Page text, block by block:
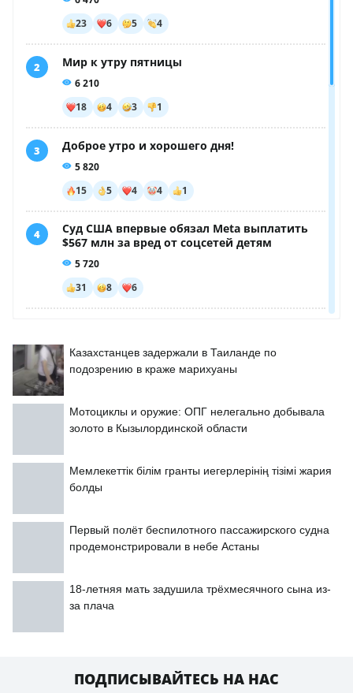
Казахстанцев задержали в Таиланде по
подозрению в краже марихуаны
Мотоциклы и оружие: ОПГ нелегально добывала
золото в Кызылординской области
Мемлекеттік білім гранты иегерлерінің тізімі жария
болды
Первый полёт беспилотного пассажирского судна
продемонстрировали в небе Астаны
18-летняя мать задушила трёхмесячного сына из-
за плача
ПОДПИСЫВАЙТЕСЬ НА НАС